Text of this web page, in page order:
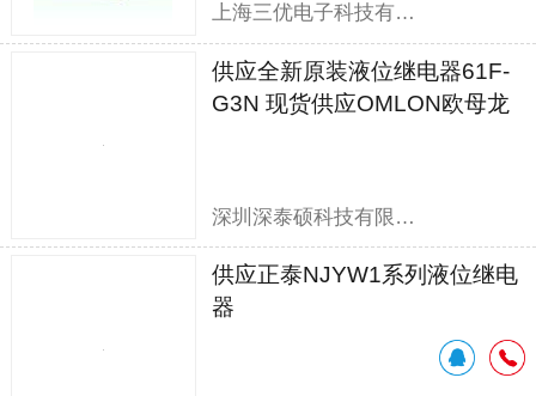
上海三优电子科技有限公司
供应全新原装液位继电器61F-
G3N 现货供应OMLON欧母龙
深圳深泰硕科技有限公司
供应正泰NJYW1系列液位继电
器